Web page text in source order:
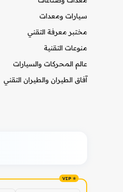
سيارات ومعدات
مختبر معرفة التقني
منوعات التقنية
عالم المحركات والسيارات
آفاق الطيران والطيران التقني